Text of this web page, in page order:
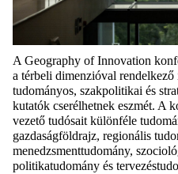
A Geography ofInnovation
a térbeli dimenzióval
tudományos, szakpolitikai és
kutatók cserélhetnek eszmét. A
vezető tudósait különféle
gazdaságföldrajz, regionális
menedzsmenttudomány,
politikatudomány és